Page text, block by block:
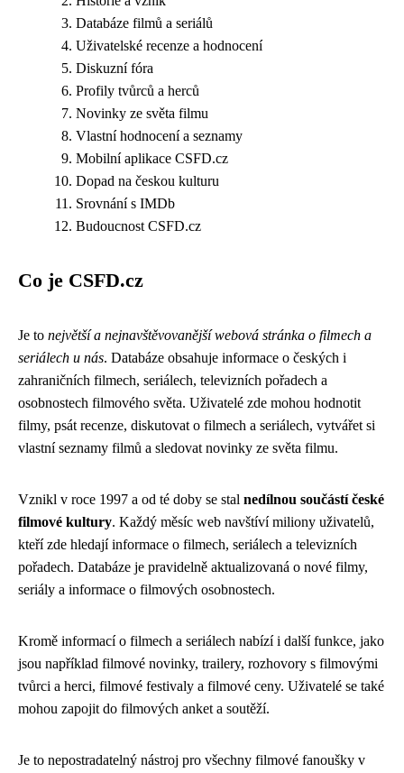
Databáze filmů a seriálů
Uživatelské recenze a hodnocení
Diskuzní fóra
Profily tvůrců a herců
Novinky ze světa filmu
Vlastní hodnocení a seznamy
Mobilní aplikace CSFD.cz
Dopad na českou kulturu
Srovnání s IMDb
Budoucnost CSFD.cz
Co je CSFD.cz
Je to největší a nejnavštěvovanější webová stránka o filmech a
seriálech u nás. Databáze obsahuje informace o českých i
zahraničních filmech, seriálech, televizních pořadech a
osobnostech filmového světa. Uživatelé zde mohou hodnotit
filmy, psát recenze, diskutovat o filmech a seriálech, vytvářet si
vlastní seznamy filmů a sledovat novinky ze světa filmu.
Vznikl v roce 1997 a od té doby se stal nedílnou součástí české
filmové kultury. Každý měsíc web navštíví miliony uživatelů,
kteří zde hledají informace o filmech, seriálech a televizních
pořadech. Databáze je pravidelně aktualizovaná o nové filmy,
seriály a informace o filmových osobnostech.
Kromě informací o filmech a seriálech nabízí i další funkce, jako
jsou například filmové novinky, trailery, rozhovory s filmovými
tvůrci a herci, filmové festivaly a filmové ceny. Uživatelé se také
mohou zapojit do filmových anket a soutěží.
Je to nepostradatelný nástroj pro všechny filmové fanoušky v